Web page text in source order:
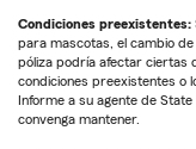
Condiciones preexistentes:
para mascotas, el cambio
póliza podría afectar ciertas
condiciones preexistentes o
Informe a su agente de
convenga mantener.